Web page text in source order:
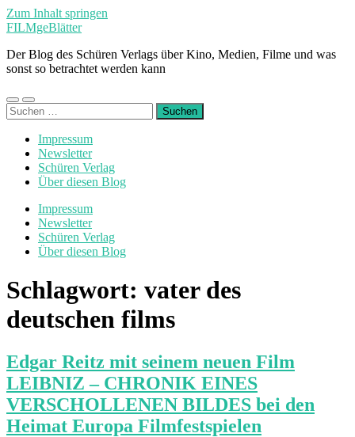
Zum Inhalt springen
FILMgeBlätter
Der Blog des Schüren Verlags über Kino, Medien, Filme und was
sonst so betrachtet werden kann
Mobile-
Menü
Suchfeld
ein-/ausblenden
Suchen
nach:
Impressum
Newsletter
Schüren Verlag
Über diesen Blog
Impressum
Newsletter
Schüren Verlag
Über diesen Blog
Schlagwort: vater des
deutschen films
Edgar Reitz mit seinem neuen Film
LEIBNIZ – CHRONIK EINES
VERSCHOLLENEN BILDES bei den
Heimat Europa Filmfestspielen